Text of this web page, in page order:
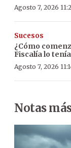
Agosto 7, 2026
Sucesos
¿Cómo
Fiscalía lo
Agosto 7, 2026
Notas